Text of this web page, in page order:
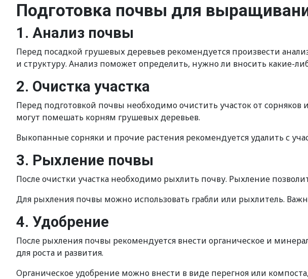
Подготовка почвы для
1. Анализ почвы
Перед посадкой грушевых деревьев рекомендуется произвести
и структуру. Анализ поможет определить, нужно ли вносить какие-
2. Очистка участка
Перед подготовкой почвы необходимо очистить участок от
могут помешать корням грушевых деревьев.
Выкопанные сорняки и прочие растения рекомендуется удалить с
3. Рыхление почвы
После очистки участка необходимо рыхлить почву. Рыхление
Для рыхления почвы можно использовать грабли или рыхлитель.
4. Удобрение
После рыхления почвы рекомендуется внести органическое и
для роста и развития.
Органическое удобрение можно внести в виде перегноя или